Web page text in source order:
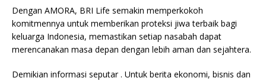
Dengan AMORA, BRI Life semakin memperkokoh
komitmennya untuk memberikan proteksi jiwa terbaik bagi
keluarga Indonesia, memastikan setiap nasabah dapat
merencanakan masa depan dengan lebih aman dan sejahtera.
Demikian informasi seputar . Untuk berita ekonomi, bisnis dan